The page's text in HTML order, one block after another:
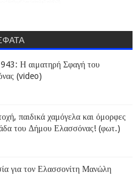
Η αιματηρή Σφαγή του
(video)
παιδικά χαμόγελα και όμορφες
του Δήμου Ελασσόνας! (φωτ.)
για τον Ελασσονίτη Μανώλη